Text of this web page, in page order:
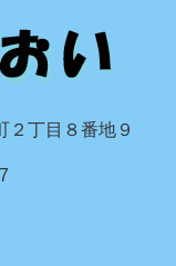
丁目８番地９